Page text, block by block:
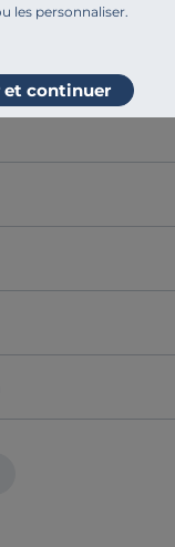
les personnaliser.
et continuer
Suspensions